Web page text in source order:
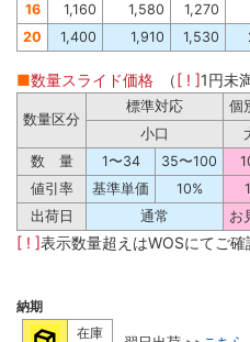
16
1,160 1,580 1,270
20
1,400 1,910 1,530
■数量スライド価格 （[ ! ]1円未
数量区分
標準対応
個
小口
数 量
1〜34 35〜100
値引率
基準単価 10%
出荷日
通常 お
[ ! ]表示数量超えはWOSにてご確
納期
在庫